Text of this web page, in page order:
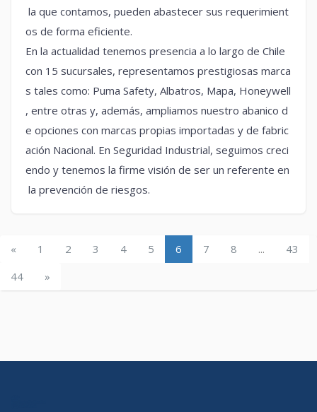
la que contamos, pueden abastecer sus requerimient
os de forma eficiente.
En la actualidad tenemos presencia a lo largo de Chile
con 15 sucursales, representamos prestigiosas marca
s tales como: Puma Safety, Albatros, Mapa, Honeywell
, entre otras y, además, ampliamos nuestro abanico d
e opciones con marcas propias importadas y de fabric
ación Nacional. En Seguridad Industrial, seguimos creci
endo y tenemos la firme visión de ser un referente en
la prevención de riesgos.
« 1 2 3 4 5 6 7 8 ...
43
44
»